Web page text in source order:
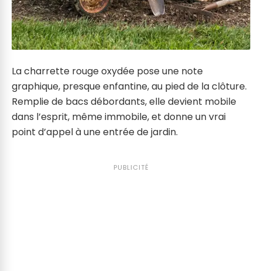
La charrette rouge oxydée pose une note
graphique, presque enfantine, au pied de la clôture.
Remplie de bacs débordants, elle devient mobile
dans l’esprit, même immobile, et donne un vrai
point d’appel à une entrée de jardin.
PUBLICITÉ